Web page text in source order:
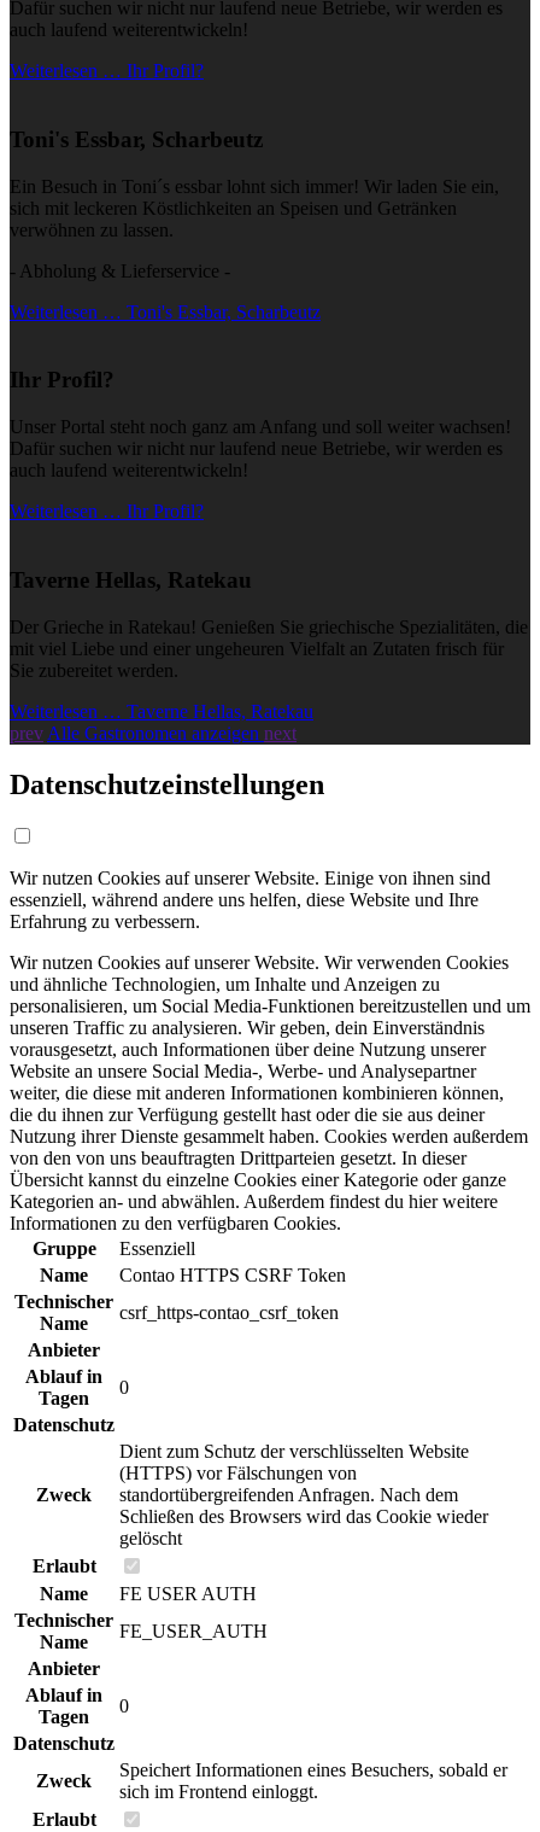
Dafür suchen wir nicht nur laufend neue Betriebe, wir werden es
auch laufend weiterentwickeln!
Weiterlesen … Ihr Profil?
Toni's Essbar, Scharbeutz
Ein Besuch in Toni´s essbar lohnt sich immer! Wir laden Sie ein,
sich mit leckeren Köstlichkeiten an Speisen und Getränken
verwöhnen zu lassen.
- Abholung & Lieferservice -
Weiterlesen … Toni's Essbar, Scharbeutz
Ihr Profil?
Unser Portal steht noch ganz am Anfang und soll weiter wachsen!
Dafür suchen wir nicht nur laufend neue Betriebe, wir werden es
auch laufend weiterentwickeln!
Weiterlesen … Ihr Profil?
Taverne Hellas, Ratekau
Der Grieche in Ratekau! Genießen Sie griechische Spezialitäten, die
mit viel Liebe und einer ungeheuren Vielfalt an Zutaten frisch für
Sie zubereitet werden.
Weiterlesen … Taverne Hellas, Ratekau
prev Alle Gastronomen anzeigen next
Datenschutzeinstellungen
Wir nutzen Cookies auf unserer Website. Einige von ihnen sind
essenziell, während andere uns helfen, diese Website und Ihre
Erfahrung zu verbessern.
Wir nutzen Cookies auf unserer Website. Wir verwenden Cookies
und ähnliche Technologien, um Inhalte und Anzeigen zu
personalisieren, um Social Media-Funktionen bereitzustellen und um
unseren Traffic zu analysieren. Wir geben, dein Einverständnis
vorausgesetzt, auch Informationen über deine Nutzung unserer
Website an unsere Social Media-, Werbe- und Analysepartner
weiter, die diese mit anderen Informationen kombinieren können,
die du ihnen zur Verfügung gestellt hast oder die sie aus deiner
Nutzung ihrer Dienste gesammelt haben. Cookies werden außerdem
von den von uns beauftragten Drittparteien gesetzt. In dieser
Übersicht kannst du einzelne Cookies einer Kategorie oder ganze
Kategorien an- und abwählen. Außerdem findest du hier weitere
Informationen zu den verfügbaren Cookies.
Gruppe
Essenziell
Name
Contao HTTPS CSRF Token
Technischer
Name
csrf_https-contao_csrf_token
Anbieter
Ablauf in
Tagen
0
Datenschutz
Zweck
Dient zum Schutz der verschlüsselten Website
(HTTPS) vor Fälschungen von
standortübergreifenden Anfragen. Nach dem
Schließen des Browsers wird das Cookie wieder
gelöscht
Erlaubt
Name
FE USER AUTH
Technischer
Name
FE_USER_AUTH
Anbieter
Ablauf in
Tagen
0
Datenschutz
Zweck
Speichert Informationen eines Besuchers, sobald er
sich im Frontend einloggt.
Erlaubt